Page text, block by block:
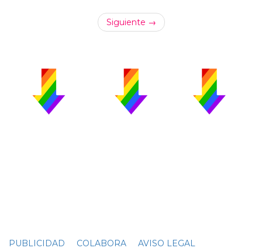
Siguiente →
PUBLICIDAD COLABORA AVISO LEGAL